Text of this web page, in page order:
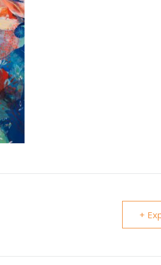
+